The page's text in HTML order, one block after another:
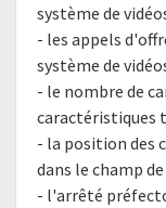
système de
- les appels
système de
- le nombre de
caractéristiques
- la position des
dans le champ
- l'arrêté